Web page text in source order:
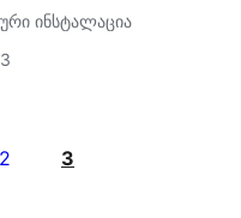
ინსტალაცია
2 3